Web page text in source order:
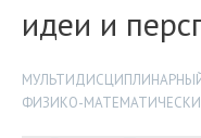
идеи и
ФИЗИКО-